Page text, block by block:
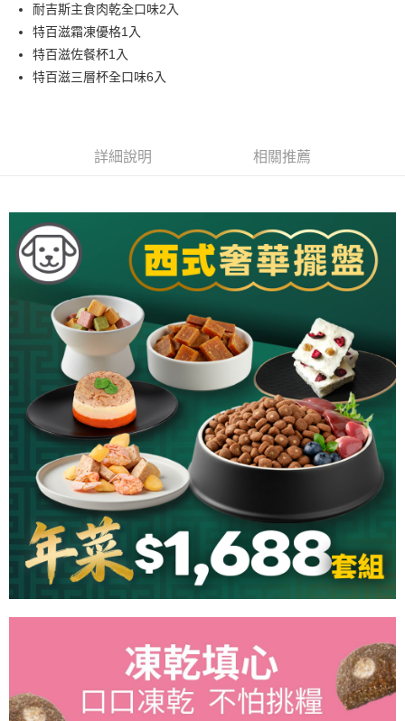
國泰世華商業銀行
臺灣中小企業銀行
匯豐（台灣）商業銀行
聯邦商業銀行
元大商業銀行
街口支付
悠遊付
1.本服務由台灣大哥大提供，台灣大哥大用戶可立即使用無須另外申請。
2.付款方式選擇「大哥付你分期」，訂單成立後會自動跳轉到大哥付的交易
流程，驗證手機門號後，選擇欲分期的期數、繳款截止日，確認付款後即完
成交易。
3.實際核准額度、可分期數及費用金額請依後續交易確認頁面所載為準。
4.訂單成立30分鐘內，如未前往確認交易或遇審核未通過，訂單將自動取
消。如遇「轉專審核」未通過狀況，表示未達大哥付你分期系統評分，恕無
法說明評估內容。
【繳款方式說明】
1.分期款項不併入電信帳單，「大哥付你分期」於每月結算日後寄送繳費提
醒簡訊。
2.透過簡訊連結打開帳單後，可選擇「超商條碼／台灣大直營門市／銀行轉
帳／街口支付／iPASS MONEY」等通路繳費。
【注意事項】
1.本服務係由「台灣大哥大股份有限公司」（以下簡稱本公司）所提供，讓
用戶於交易時，得透過本服務購買商品或服務，並由商店將買賣／分期付款
買賣價金債權讓與本公司後，依約使用本公司帳單繳交帳款。
2.基於同意付款使用「大哥付你分期」之契約關係目的，商店將以您的個人
資料（包含姓名、電話或地址）提供予台灣大哥大進項蒐集、處理及利用，
由本公司與您本人進行分期帳單所需資料之確認、核對及更正。
3.完整用戶服務條款，請詳閱以下連結：
https://oppay.tw/userRule
AFTEE先享後付
相關說明
【關於「AFTEE先享後付」】
AFTEE先享後付是「在收到商品之後才付款」的支付方式。 讓您購物簡單
便利好安心！
１．簡單：不需註冊會員、不需綁卡、不需儲值。
２．便利：只要手機號碼，簡訊認證，即可結帳。
３．安心：先確認商品／服務後，再付款。
【「AFTEE先享後付」結帳流程】
１．於結帳方式選擇「AFTEE先享後付」後，將跳轉至「AFTEE先享後付」
結帳頁面，進行簡訊認證並確認金額後，即可完成結帳。
２．訂單成立數日內，您將收到繳費通知簡訊。
３．收到繳費通知簡訊後14天內，點擊此簡訊中的連結，可透過四大超商／
ATM／網路銀行／等多元方式進行付款，方視為交易完成。
※ 請注意：結帳手續完成當下不需立刻繳費，但若您需要取消訂單，請聯絡
購買商品的店家。未經商家同意取消之訂單仍視為有效，需透過AFTEE先享
後付繳納相關費用。
※ 交易是否成功請以「AFTEE先享後付 」之結帳頁面顯示為準，若有關於
是否繳費成功／繳費後需取消欲退款等相關疑問，請聯繫「AFTEE先享後付
客戶支援中心」https://netprotections.freshdesk.com/support/home
【注意事項】
１．透過由恩沛科技股份有限公司提供之「AFTEE先享後付」服務完成之交
２．關於個人資料處理事宜，請瀏覽以下網址：
https://aftee.tw/terms/#terms3
３．未成年的使用者請事先徵得法定代理人或監護人之同意方可使用
「AFTEE先享後付」，若未經同意申辦者引起之損失，本公司不負相關責
任。
ATM付款
貨到付款
運送方式
付款後全家取貨
每筆NT$65，滿NT$1,000(含以上)免運費
付款後7-11取貨
每筆NT$65，滿NT$1,000(含以上)免運費
本島宅配
每筆NT$95，滿NT$1,000(含以上)免運費
離島宅配
每筆NT$180
耐吉斯主食肉乾全口味2入
特百滋霜凍優格1入
特百滋佐餐杯1入
特百滋三層杯全口味6入
詳細說明 相關推薦